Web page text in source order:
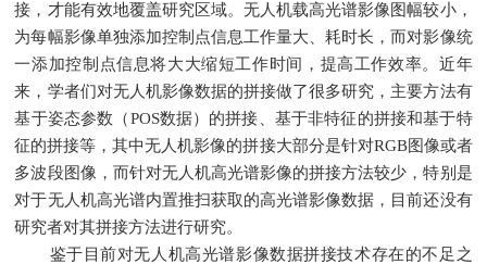
接，才能有效地覆盖研究区域。无人机载高光谱影像图幅较小，
为每幅影像单独添加控制点信息工作量大、耗时长，而对影像统
一添加控制点信息将大大缩短工作时间，提高工作效率。近年
来，学者们对无人机影像数据的拼接做了很多研究，主要方法有
基于姿态参数（POS数据）的拼接、基于非特征的拼接和基于特
征的拼接等，其中无人机影像的拼接大部分是针对RGB图像或者
多波段图像，而针对无人机高光谱影像的拼接方法较少，特别是
对于无人机高光谱内置推扫获取的高光谱影像数据，目前还没有
研究者对其拼接方法进行研究。
鉴于目前对无人机高光谱影像数据拼接技术存在的不足之